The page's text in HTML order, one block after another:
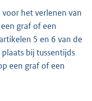
het verlenen van
graf of een
5 en 6 van de
bij tussentijds
een graf of een